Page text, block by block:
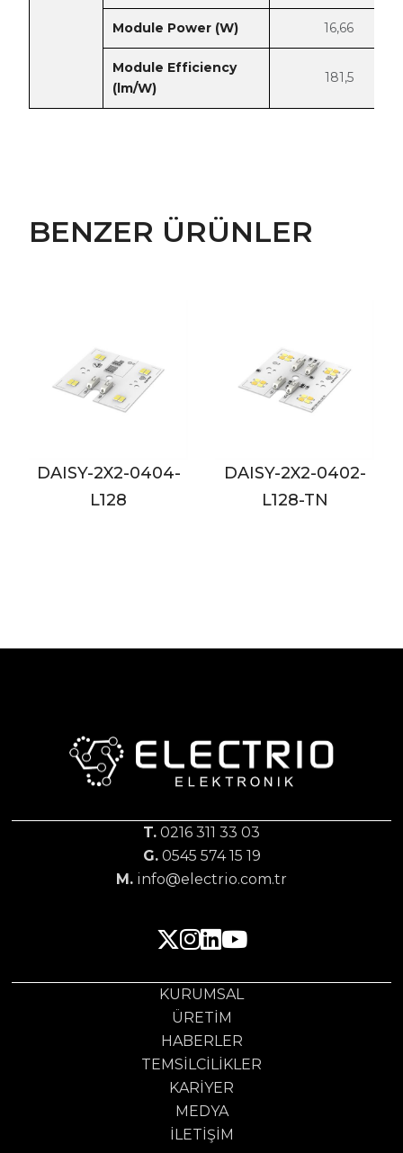
Module Power (W) 16,66
Module Efficiency
(lm/W)
181,5
BENZER ÜRÜNLER
DAISY-2X2-0402-
L128-TN
DAISY-2X2-0802-
L128
T. 0216 311 33 03
G.0545 574 15 19
M. info@electrio.com.tr
KURUMSAL
ÜRETIM
HABERLER
TEMSILCILIKLER
KARIYER
MEDYA
İLETIŞIM